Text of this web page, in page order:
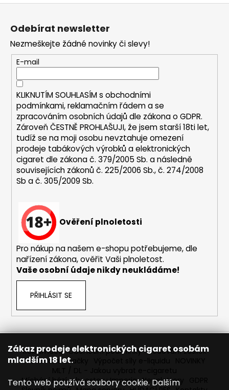
Zákaz prodeje elektronických cigaret osobám
mladším 18 let.
Tento web používá soubory cookie. Dalším
BAR
-
SALT
E-
LIQUID
BLUEBERRY
10ML
10MG
185
Kč
Původně:
245
Kč
Odebírat newsletter
Nezmeškejte žádné novinky či slevy!
E-mail
KLIKNUTÍM SOUHLASÍM s obchodními
podmínkami,reklamačním řádem a se
zpracováním osobních údajů dle zákona oGDPR.
Zároveň ČESTNĚ PROHLAŠUJI, že jsem starší 18ti let,
tudíž se na moji osobu nevztahuje omezení
prodeje tabákových výrobků a elektronických
cigaret dle zákona č. 379/2005 Sb. a následně
souvisejících zákonů č. 225/2006 Sb., č. 274/2008
Sb a č. 305/2009 Sb.
Ověření plnoletosti
Pro nákup na našem e-shopu potřebujeme, dle
nařízení zákona, ověřit Vaši plnoletost.
Vaše osobní údaje nikdy neukládáme!
PŘIHLÁSIT SE
Reklamace Obchodní podmínky Sledování zásilek
Prodávané značky
Míchání bází a boosteru Imperia Newslettery